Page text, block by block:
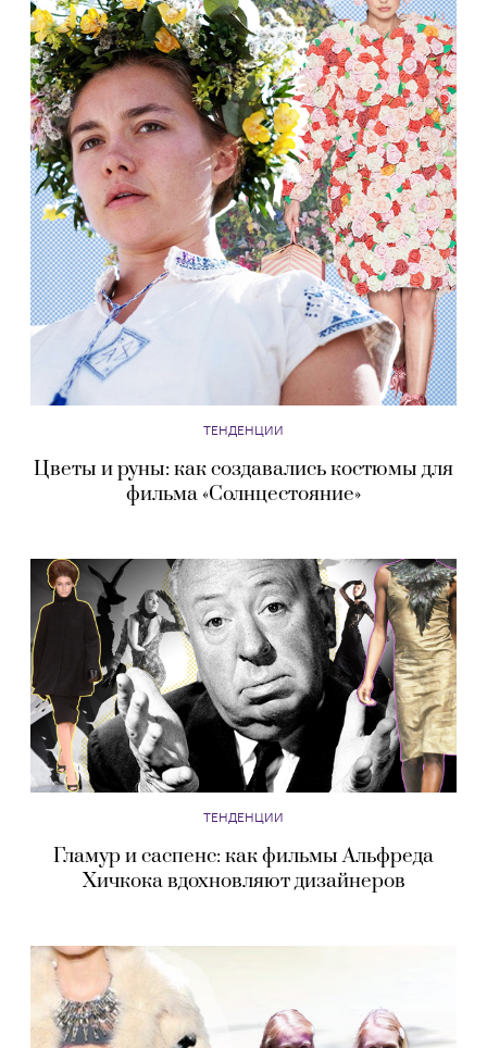
ТЕНДЕНЦИИ
Цветы и руны: как создавались костюмы для
фильма «Солнцестояние»
ТЕНДЕНЦИИ
Гламур и саспенс: как фильмы Альфреда
Хичкока вдохновляют дизайнеров